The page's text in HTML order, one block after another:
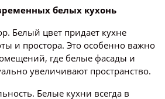
белых кухонь
Белый цвет придает кухне
и простора. Это особенно важно
где белые фасады и
увеличивают пространство.
Белые кухни всегда в